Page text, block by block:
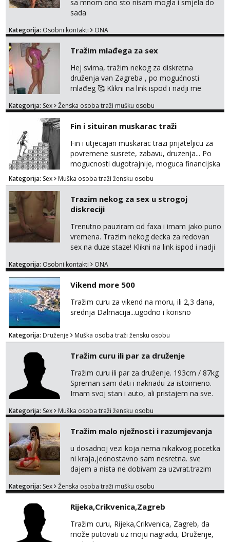
sa mnom ono sto nisam mogla i smjela do
sada
Kategorija: Osobni kontakti ONA
Tražim mlađega za sex
Hej svima, tražim nekog za diskretna
druženja van Zagreba , po mogućnosti
mlađeg 🥰 Klikni na link ispod i nadji me
Kategorija: Sex Ženska osoba traži mušku osobu
Fin i situiran muskarac traži
Fin i utjecajan muskarac trazi prijateljicu za
povremene susrete, zabavu, druzenja... Po
mogucnosti dugotrajnije, moguca financijska
potpora!
Kategorija: Sex Muška osoba traži žensku osobu
Trazim nekog za sex u strogoj
diskreciji
Trenutno pauziram od faxa i imam jako puno
vremena. Trazim nekog decka za redovan
sex na duze staze! Klikni na link ispod i nadji
Kategorija: Osobni kontakti ONA
Vikend more 500
Tražim curu za vikend na moru, ili 2,3 dana,
srednja Dalmacija...ugodno i korisno
Kategorija: Druženje Muška osoba traži žensku osobu
Tražim curu ili par za druženje
Tražim curu ili par za druženje. 193cm / 87kg
Spreman sam dati i naknadu za istoimeno.
Imam svoj stan i auto, ali pristajem na sve.
brojeve. Molim Vas bez ponuda istog spola.
Kategorija: Sex Muška osoba traži žensku osobu
Tražim malo nježnosti i razumjevanja
u dosadnoj vezi koja nema nikakvog pocetka
ni kraja,jednostavno sam nesretna. sve
dajem a nista ne dobivam za uzvrat.trazim
trazim puno samo malo njeznosti i
poljupce po tijelu koji me jako
pale,obozavam kad muskarac preuzme
kontrolu . javi se :) Klikni na link ispod i nadji
Kategorija: Sex Ženska osoba traži mušku osobu
Rijeka,Crikvenica,Zagreb
Tražim curu, Rijeka,Crikvenica, Zagreb, da
može putovati uz moju nagradu, Druženje,